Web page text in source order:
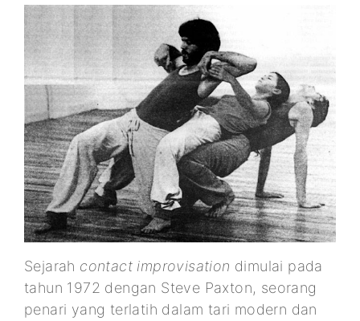
Sejarah contact improvisation dimulai pada
tahun 1972 dengan Steve Paxton, seorang
penari yang terlatih dalam tari modern dan